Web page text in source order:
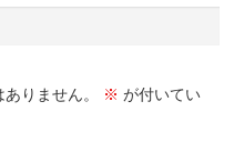
りません。 ※ が付いてい